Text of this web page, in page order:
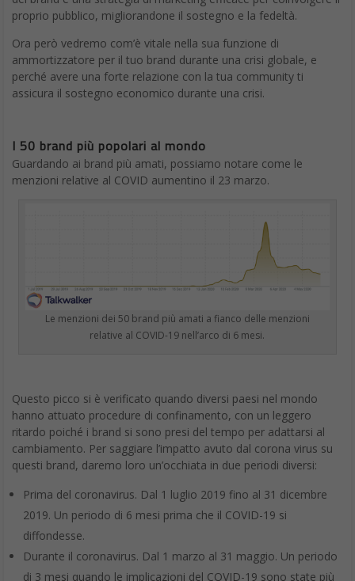
Ora però vedremo com’è vitale nella sua funzione di
ammortizzatore per il tuo brand durante una crisi globale, e
perché avere una forte relazione con la tua community ti
assicura il sostegno economico durante una crisi.
Guardando ai brand più amati, possiamo notare come le
menzioni relative al COVID aumentino il 23 marzo.
Le menzioni dei 50 brand più amati a fianco delle menzioni
hanno attuato procedure di confinamento, con un leggero
ritardo poiché i brand si sono presi del tempo per adattarsi al
cambiamento. Per saggiare l’impatto avuto dal corona virus su
questi brand, daremo loro un’occhiata in due periodi diversi:
Prima del coronavirus. Dal 1 luglio 2019 fino al 31 dicembre
2019. Un periodo di 6 mesi prima che il COVID-19 si
diffondesse.
Durante il coronavirus. Dal 1 marzo al 31 maggio. Un periodo
di 3 mesi quando le implicazioni del COVID-19 sono state più
avvertite. Durante quel periodo, almeno il 10% della totalità